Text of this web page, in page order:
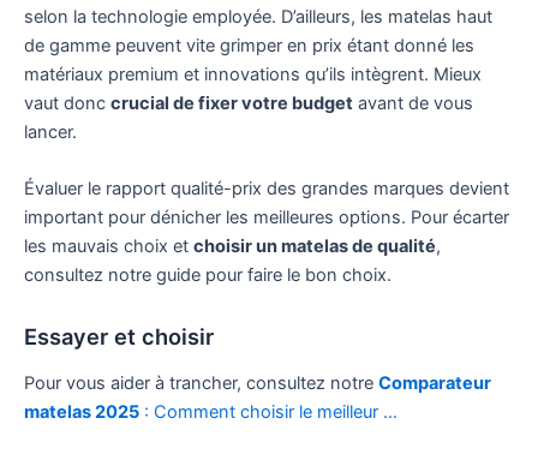
selon la technologie employée. D’ailleurs, les matelas haut
de gamme peuvent vite grimper en prix étant donné les
matériaux premium et innovations qu’ils intègrent. Mieux
vaut donc crucial de fixer votre budget avant de vous
lancer.
Évaluer le rapport qualité-prix des grandes marques devient
important pour dénicher les meilleures options. Pour écarter
les mauvais choix et choisir un matelas de qualité,
consultez notre guide pour faire le bon choix.
Essayer et choisir
Pour vous aider à trancher, consultez notre Comparateur
matelas 2025 : Comment choisir le meilleur …